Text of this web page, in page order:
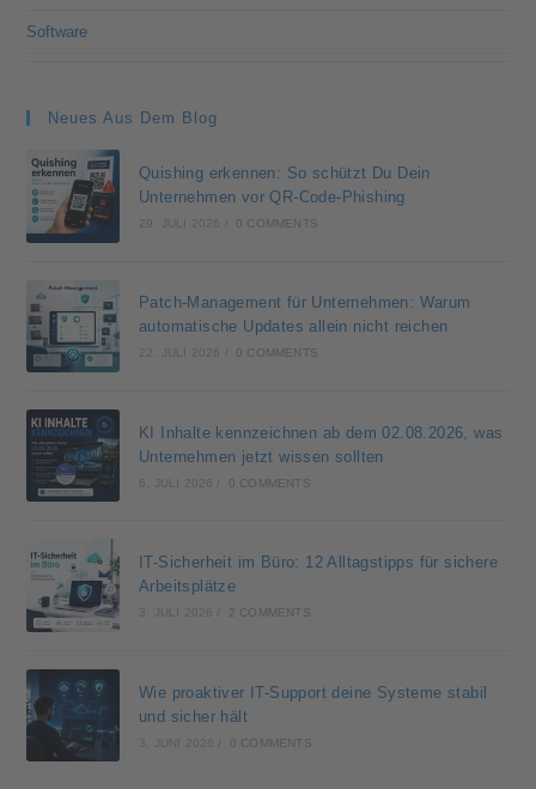
Software
Neues Aus Dem Blog
Quishing erkennen: So schützt Du Dein
Unternehmen vor QR-Code-Phishing
29. JULI 2026 0 COMMENTS
Patch-Management für Unternehmen: Warum
automatische Updates allein nicht reichen
22. JULI 2026 0 COMMENTS
KI Inhalte kennzeichnen ab dem 02.08.2026, was
Unternehmen jetzt wissen sollten
6. JULI 2026 0 COMMENTS
IT-Sicherheit im Büro: 12 Alltagstipps für sichere
Arbeitsplätze
3. JULI 2026 2 COMMENTS
Wie proaktiver IT-Support deine Systeme stabil
und sicher hält
3. JUNI 2026 0 COMMENTS